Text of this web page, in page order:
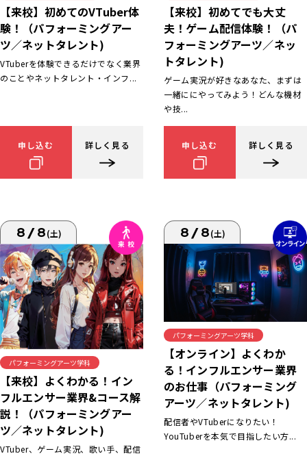
【来校】初めてのVTuber体
験！（パフォーミングアー
ツ／ネットタレント)
VTuberを体験できるだけでなく業界
のことやネットタレント・インフ...
申し込む 詳しく見る
【来校】初めてでも大丈
夫！ゲーム配信体験！（パ
フォーミングアーツ／ネッ
トタレント)
ゲーム実況が好きなあなた、まずは
一緒ににやってみよう！どんな機材
や技...
申し込む 詳しく見る
8/8(土)
パフォーミングアーツ学科
【来校】よくわかる！イン
フルエンサー業界&コース解
説！（パフォーミングアー
ツ／ネットタレント)
VTuber、ゲーム実況、歌い手、配信
8/8(土)
パフォーミングアーツ学科
【オンライン】よくわか
る！インフルエンサー業界
のお仕事（パフォーミング
アーツ／ネットタレント)
配信者やVTuberになりたい！
YouTuberを本気で目指したい方...